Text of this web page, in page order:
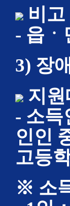
비고
- 읍ㆍ
3) 장
지
- 소득
인인
고등
※ 소